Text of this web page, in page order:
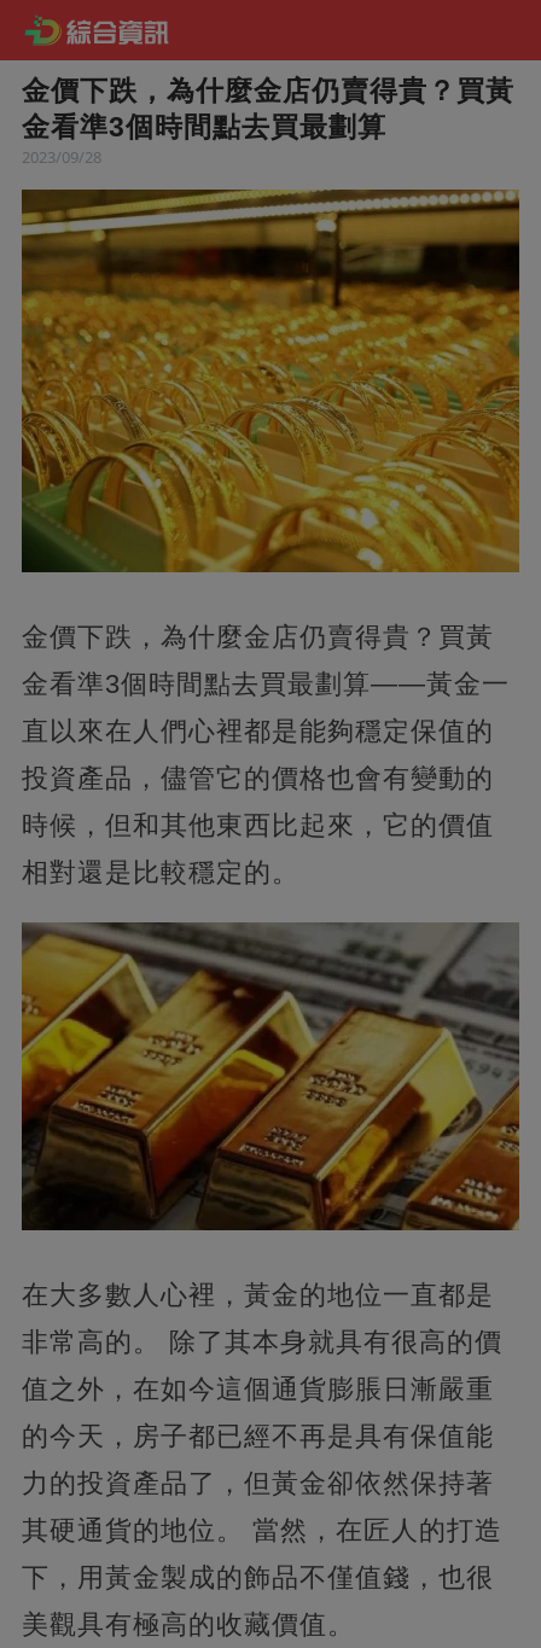
金價下跌，為什麼金店仍賣得貴？買黃
金看準3個時間點去買最劃算
2023/09/28
金價下跌， 為什麼金店仍賣得貴？買黃
金看準3個時間點去買最劃算——黃金一
直以來在人們心裡都是能夠穩定保值的
投資產品，儘管它的價格也會有變動的
時候，但和其他東西比起來，它的價值
相對還是比較穩定的。
在大多數人心裡，黃金的地位一直都是
非常高的。 除了其本身就具有很高的價
值之外，在如今這個通貨膨脹日漸嚴重
的今天，房子都已經不再是具有保值能
力的投資產品了，但黃金卻依然保持著
其硬通貨的地位。 當然，在匠人的打造
下，用黃金製成的飾品不僅值錢，也很
美觀具有極高的收藏價值。